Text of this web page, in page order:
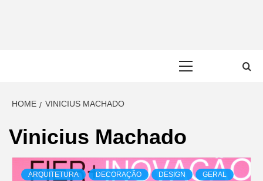
HOME VINICIUS MACHADO
Vinicius Machado
ARQUITETURA DECORAÇÃO DESIGN GERAL